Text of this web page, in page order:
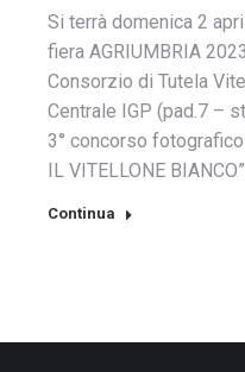
Si terrà domenica 2
fiera AGRIUMBRIA
Consorzio di Tutela
Centrale IGP (pad.7 –
3° concorso fotografico
IL VITELLONE
Continua